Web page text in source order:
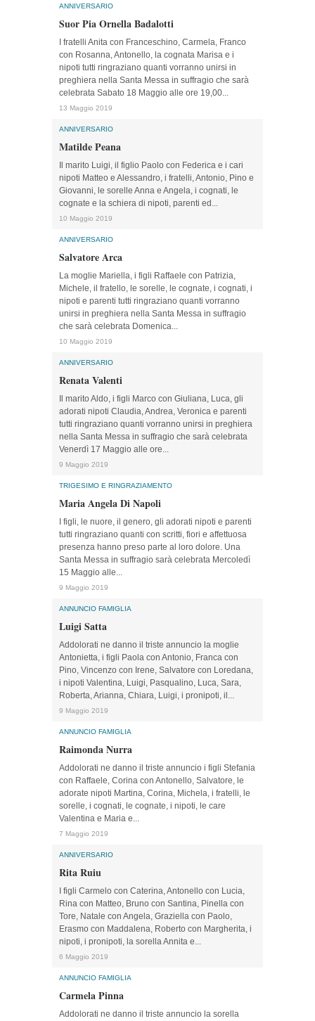
ANNIVERSARIO
Suor Pia Ornella Badalotti
I fratelli Anita con Franceschino, Carmela, Franco
con Rosanna, Antonello, la cognata Marisa e i
nipoti tutti ringraziano quanti vorranno unirsi in
preghiera nella Santa Messa in suffragio che sarà
celebrata Sabato 18 Maggio alle ore 19,00...
13 Maggio 2019
ANNIVERSARIO
Matilde Peana
Il marito Luigi, il figlio Paolo con Federica e i cari
nipoti Matteo e Alessandro, i fratelli, Antonio, Pino e
Giovanni, le sorelle Anna e Angela, i cognati, le
cognate e la schiera di nipoti, parenti ed...
10 Maggio 2019
ANNIVERSARIO
Salvatore Arca
La moglie Mariella, i figli Raffaele con Patrizia,
Michele, il fratello, le sorelle, le cognate, i cognati, i
nipoti e parenti tutti ringraziano quanti vorranno
unirsi in preghiera nella Santa Messa in suffragio
che sarà celebrata Domenica...
10 Maggio 2019
ANNIVERSARIO
Renata Valenti
Il marito Aldo, i figli Marco con Giuliana, Luca, gli
adorati nipoti Claudia, Andrea, Veronica e parenti
tutti ringraziano quanti vorranno unirsi in preghiera
nella Santa Messa in suffragio che sarà celebrata
Venerdì 17 Maggio alle ore...
9 Maggio 2019
TRIGESIMO E RINGRAZIAMENTO
Maria Angela Di Napoli
I figli, le nuore, il genero, gli adorati nipoti e parenti
tutti ringraziano quanti con scritti, fiori e affettuosa
presenza hanno preso parte al loro dolore. Una
Santa Messa in suffragio sarà celebrata Mercoledì
15 Maggio alle...
9 Maggio 2019
ANNUNCIO FAMIGLIA
Luigi Satta
Addolorati ne danno il triste annuncio la moglie
Antonietta, i figli Paola con Antonio, Franca con
Pino, Vincenzo con Irene, Salvatore con Loredana,
i nipoti Valentina, Luigi, Pasqualino, Luca, Sara,
Roberta, Arianna, Chiara, Luigi, i pronipoti, il...
9 Maggio 2019
ANNUNCIO FAMIGLIA
Raimonda Nurra
Addolorati ne danno il triste annuncio i figli Stefania
con Raffaele, Corina con Antonello, Salvatore, le
adorate nipoti Martina, Corina, Michela, i fratelli, le
sorelle, i cognati, le cognate, i nipoti, le care
Valentina e Maria e...
7 Maggio 2019
ANNIVERSARIO
Rita Ruiu
I figli Carmelo con Caterina, Antonello con Lucia,
Rina con Matteo, Bruno con Santina, Pinella con
Tore, Natale con Angela, Graziella con Paolo,
Erasmo con Maddalena, Roberto con Margherita, i
nipoti, i pronipoti, la sorella Annita e...
6 Maggio 2019
ANNUNCIO FAMIGLIA
Carmela Pinna
Addolorati ne danno il triste annuncio la sorella